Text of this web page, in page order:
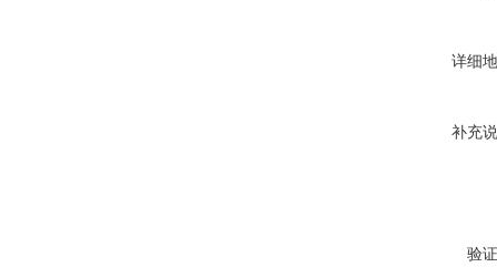
详细
补充
验